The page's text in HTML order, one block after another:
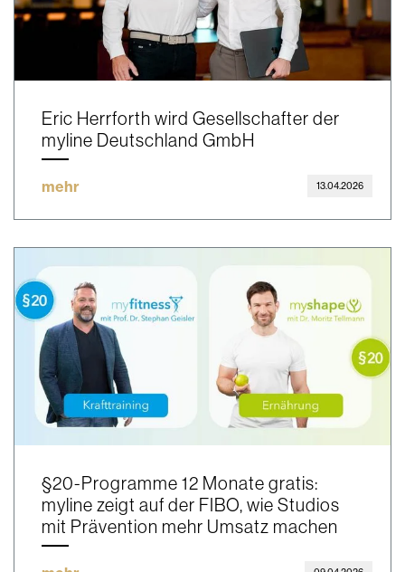
Eric Herrforth wird Gesellschafter der
myline Deutschland GmbH
mehr 13.04.2026
§20-Programme 12 Monate gratis:
myline zeigt auf der FIBO, wie Studios
mit Prävention mehr Umsatz machen